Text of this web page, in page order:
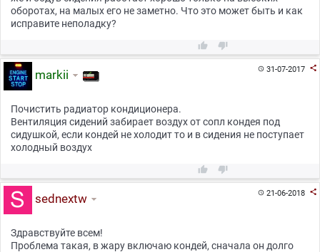
оборотах, на малых его не заметно. Что это может быть и как
исправите неполадку?
 
31-07-2017 
markii
Почистить радиатор кондиционера.
Вентиляция сидений забирает воздух от сопл кондея под
сидушкой, если кондей не холодит то и в сидения не поступает
холодный воздух
 
21-06-2018 
sednextw
Здравствуйте всем!
Проблема такая, в жару включаю кондей, сначала он долго